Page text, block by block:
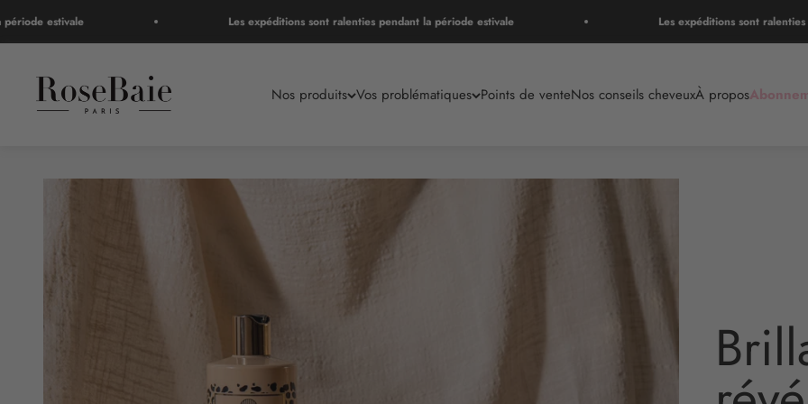
estivale Les expéditions sont ralenties pendant la période estivale Les expéditions sont ralenties
Nos produits Vos problématiques Points de venteNos conseils cheveuxÀ propos
RoseBaie Paris